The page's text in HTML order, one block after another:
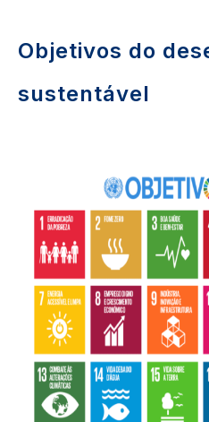
Objetivos do
sustentável